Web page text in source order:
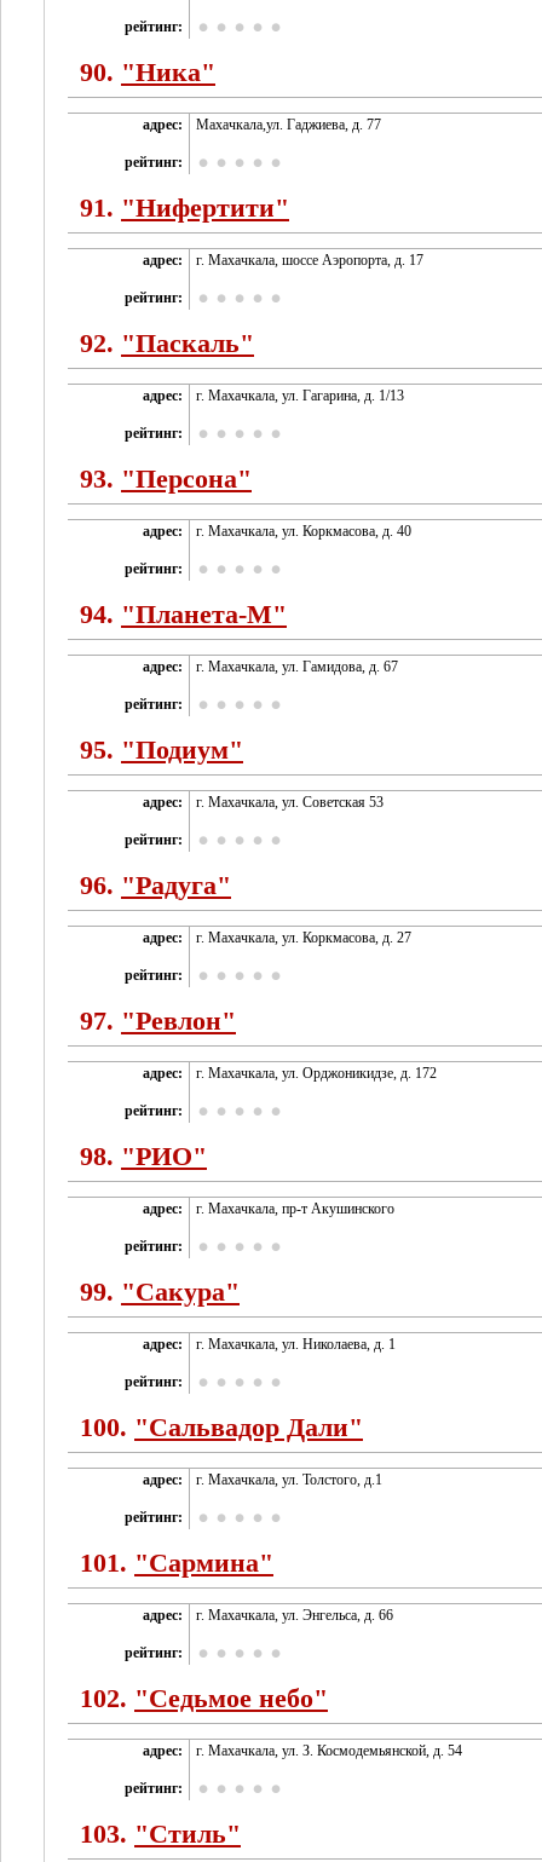
рейтинг:
90. "Ника"
адрес: Махачкала,ул. Гаджиева, д. 77
рейтинг:
91. "Нифертити"
адрес: г. Махачкала, шоссе Аэропорта, д. 17
рейтинг:
92. "Паскаль"
адрес: г. Махачкала, ул. Гагарина, д. 1/13
рейтинг:
93. "Персона"
адрес: г. Махачкала, ул. Коркмасова, д. 40
рейтинг:
94. "Планета-М"
адрес: г. Махачкала, ул. Гамидова, д. 67
рейтинг:
95. "Подиум"
адрес: г. Махачкала, ул. Советская 53
рейтинг:
96. "Радуга"
адрес: г. Махачкала, ул. Коркмасова, д. 27
рейтинг:
97. "Ревлон"
адрес: г. Махачкала, ул. Орджоникидзе, д. 172
рейтинг:
98. "РИО"
адрес: г. Махачкала, пр-т Акушинского
рейтинг:
99. "Сакура"
адрес: г. Махачкала, ул. Николаева, д. 1
рейтинг:
100. "Сальвадор Дали"
адрес: г. Махачкала, ул. Толстого, д.1
рейтинг:
101. "Сармина"
адрес: г. Махачкала, ул. Энгельса, д. 66
рейтинг:
102. "Седьмое небо"
адрес: г. Махачкала, ул. З. Космодемьянской, д. 54
рейтинг:
103. "Стиль"